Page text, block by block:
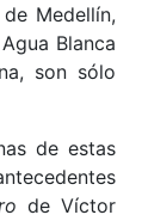
Medellín,
Blanca
son sólo
de estas
de Víctor